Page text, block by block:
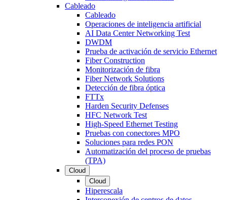
Cableado
Cableado
Operaciones de inteligencia artificial
AI Data Center Networking Test
DWDM
Prueba de activación de servicio Ethernet
Fiber Construction
Monitorización de fibra
Fiber Network Solutions
Detección de fibra óptica
FTTx
Harden Security Defenses
HFC Network Test
High-Speed Ethernet Testing
Pruebas con conectores MPO
Soluciones para redes PON
Automatización del proceso de pruebas
(TPA)
Cloud
Cloud
Hiperescala